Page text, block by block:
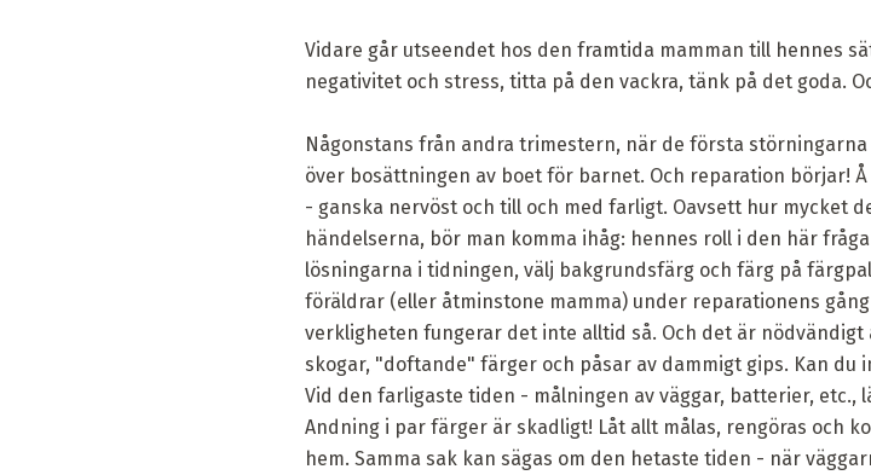
Vidare går utseendet hos den framtida mamman till hennes
negativitet och stress, titta på den vackra, tänk på det goda.
Någonstans från andra trimestern, när de första
över bosättningen av boet för barnet. Och reparation börjar!
- ganska nervöst och till och med farligt. Oavsett hur mycket
händelserna, bör man komma ihåg: hennes roll i den här
lösningarna i tidningen, välj bakgrundsfärg och färg på
föräldrar (eller åtminstone mamma) under reparationens
verkligheten fungerar det inte alltid så. Och det är
skogar, "doftande" färger och påsar av dammigt gips. Kan
Vid den farligaste tiden - målningen av väggar, batterier,
Andning i par färger är skadligt! Låt allt målas, rengöras och
hem. Samma sak kan sägas om den hetaste tiden - när